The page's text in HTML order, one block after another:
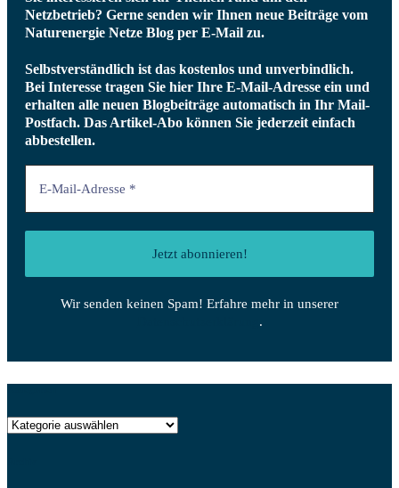
Netzbetrieb? Gerne senden wir Ihnen neue Beiträge vom
Naturenergie Netze Blog per E-Mail zu.
Selbstverständlich ist das kostenlos und unverbindlich.
Bei Interesse tragen Sie hier Ihre E-Mail-Adresse ein und
erhalten alle neuen Blogbeiträge automatisch in Ihr Mail-
Postfach. Das Artikel-Abo können Sie jederzeit einfach
abbestellen.
Wir senden keinen Spam! Erfahre mehr in unserer
.
Kategorien